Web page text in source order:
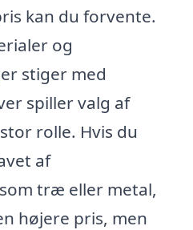
kan du forvente.
og
stiger med
spiller valg af
rolle. Hvis du
af
træ eller metal,
højere pris, men